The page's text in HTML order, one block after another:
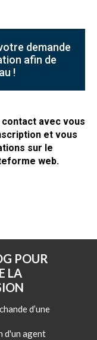
demande
afin de
!
contact avec vous
et vous
sur le
web.
POUR
LA
d’une
d'un agent